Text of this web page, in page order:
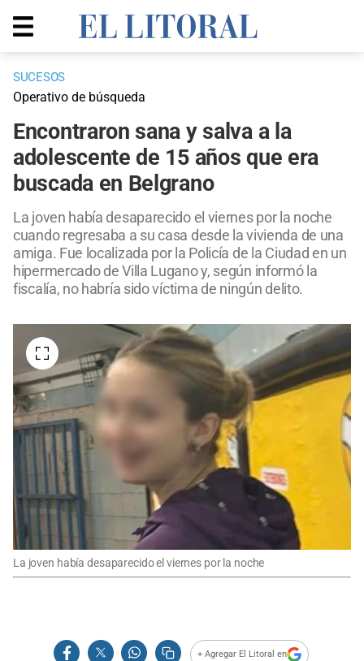
SUCESOS
Operativo de búsqueda
Encontraron sana y salva a la
adolescente de 15 años que era
buscada en Belgrano
La joven había desaparecido el viernes por la noche
cuando regresaba a su casa desde la vivienda de una
amiga. Fue localizada por la Policía de la Ciudad en un
hipermercado de Villa Lugano y, según informó la
fiscalía, no habría sido víctima de ningún delito.
La joven había desaparecido el viernes por la noche
+ Agregar El Litoral en